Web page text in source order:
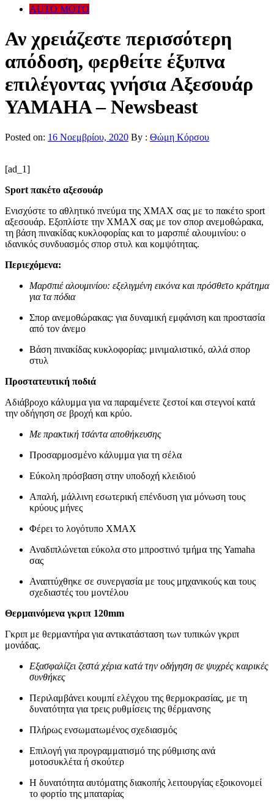
AUTO MOTO
Αν χρειάζεστε περισσότερη
απόδοση, φερθείτε έξυπνα
επιλέγοντας γνήσια Αξεσουάρ
ΥΑΜΑΗΑ – Newsbeast
Posted on: 16 Νοεμβρίου, 2020 By : Θώμη Κόρσου
[ad_1]
Sport πακέτο αξεσουάρ
Ενισχύστε το αθλητικό πνεύμα της XMAX σας με το πακέτο sport
αξεσουάρ. Εξοπλίστε την XMAX σας με τον σπορ ανεμοθώρακα,
τη βάση πινακίδας κυκλοφορίας και το μαρσπιέ αλουμινίου: ο
ιδανικός συνδυασμός σπορ στυλ και κομψότητας.
Περιεχόμενα:
Μαρσπιέ αλουμινίου: εξελιγμένη εικόνα και πρόσθετο κράτημα
για τα πόδια
Σπορ ανεμοθώρακας: για δυναμική εμφάνιση και προστασία
από τον άνεμο
Βάση πινακίδας κυκλοφορίας: μινιμαλιστικό, αλλά σπορ
στυλ
Προστατευτική ποδιά
Αδιάβροχο κάλυμμα για να παραμένετε ζεστοί και στεγνοί κατά
την οδήγηση σε βροχή και κρύο.
Με πρακτική τσάντα αποθήκευσης
Προσαρμοσμένο κάλυμμα για τη σέλα
Εύκολη πρόσβαση στην υποδοχή κλειδιού
Απαλή, μάλλινη εσωτερική επένδυση για μόνωση τους
κρύους μήνες
Φέρει το λογότυπο XMAX
Αναδιπλώνεται εύκολα στο μπροστινό τμήμα της Yamaha
σας
Αναπτύχθηκε σε συνεργασία με τους μηχανικούς και τους
σχεδιαστές του μοντέλου
Θερμαινόμενα γκριπ 120mm
Γκριπ με θερμαντήρα για αντικατάσταση των τυπικών γκριπ
μονάδας.
Εξασφαλίζει ζεστά χέρια κατά την οδήγηση σε ψυχρές καιρικές
συνθήκες
Περιλαμβάνει κουμπί ελέγχου της θερμοκρασίας, με τη
δυνατότητα για τρεις ρυθμίσεις της θέρμανσης
Πλήρως ενσωματωμένος σχεδιασμός
Επιλογή για προγραμματισμό της ρύθμισης ανά
μοτοσυκλέτα ή σκούτερ
Η δυνατότητα αυτόματης διακοπής λειτουργίας εξοικονομεί
το φορτίο της μπαταρίας